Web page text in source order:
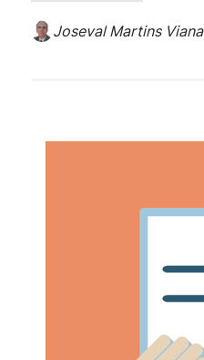
Joseval Martins Viana